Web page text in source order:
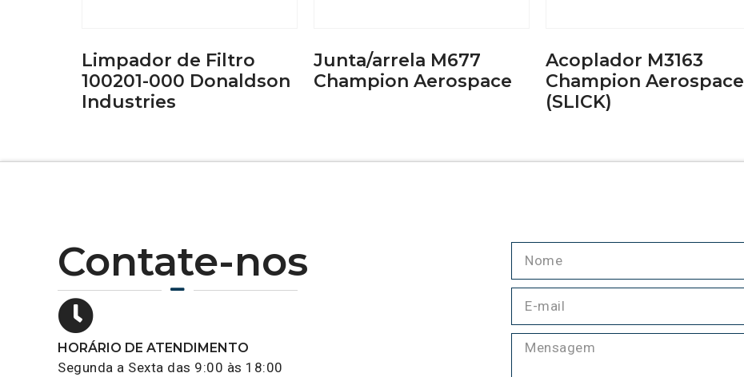
Limpador de Filtro
100201-000 Donaldson
Industries
Junta/arrela M677
Champion Aerospace
Acoplador M3163
Champion Aerospace
(SLICK)
Contate-nos
HORÁRIO DE ATENDIMENTO
Segunda a Sexta das 9:00 às 18:00